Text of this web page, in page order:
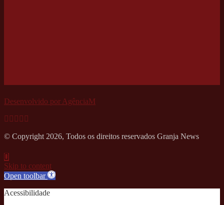
Desenvolvido por AgênciaM
© Copyright 2026, Todos os direitos reservados Granja News
Skip to content
Open toolbar
Acessibilidade